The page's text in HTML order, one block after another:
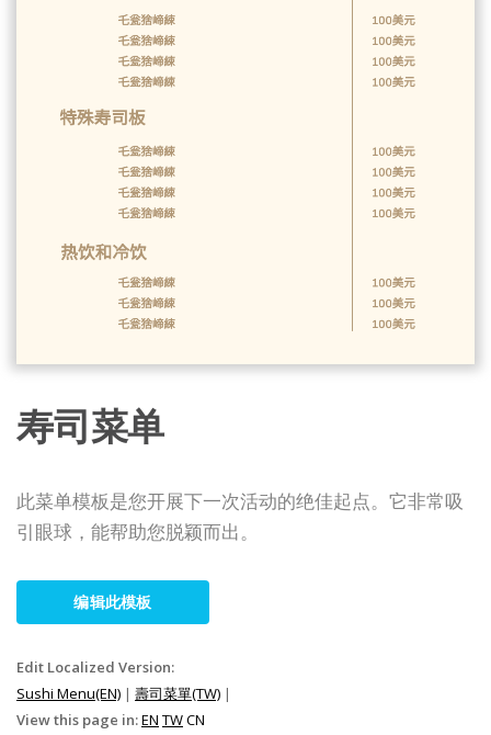
寿司菜单
此菜单模板是您开展下一次活动的绝佳起点。它非常吸
引眼球，能帮助您脱颖而出。
编辑此模板
Edit Localized Version:
Sushi Menu(EN) | 壽司菜單(TW) |
View this page in:EN TWCN